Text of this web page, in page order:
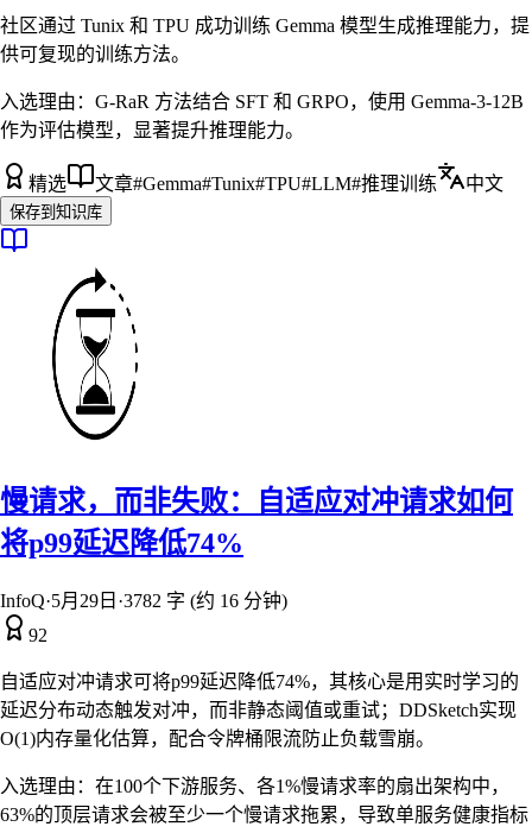
社区通过 Tunix 和 TPU 成功训练 Gemma 模型生成推理能力，提
供可复现的训练方法。
入选理由： G-RaR 方法结合 SFT 和 GRPO，使用 Gemma-3-12B
作为评估模型，显著提升推理能力。
精选 文章#Gemma#Tunix#TPU#LLM#推理训练 中文
保存到知识库
慢请求，而非失败：自适应对冲请求如何
将p99延迟降低74%
InfoQ·5月29日 ·3782 字 (约 16 分钟)
92
自适应对冲请求可将p99延迟降低74%，其核心是用实时学习的
延迟分布动态触发对冲，而非静态阈值或重试；DDSketch实现
O(1)内存量化估算，配合令牌桶限流防止负载雪崩。
入选理由： 在100个下游服务、各1%慢请求率的扇出架构中，
63%的顶层请求会被至少一个慢请求拖累，导致单服务健康指标